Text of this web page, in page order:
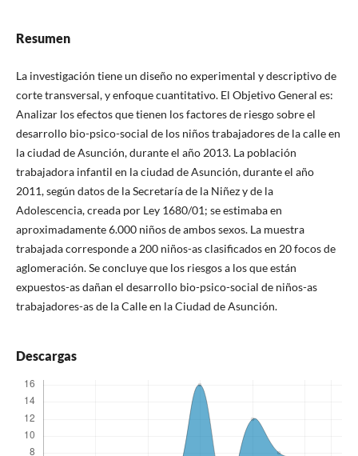
Resumen
La investigación tiene un diseño no experimental y descriptivo de
corte transversal, y enfoque cuantitativo. El Objetivo General es:
Analizar los efectos que tienen los factores de riesgo sobre el
desarrollo bio-psico-social de los niños trabajadores de la calle en
la ciudad de Asunción, durante el año 2013. La población
trabajadora infantil en la ciudad de Asunción, durante el año
2011, según datos de la Secretaría de la Niñez y de la
Adolescencia, creada por Ley 1680/01; se estimaba en
aproximadamente 6.000 niños de ambos sexos. La muestra
trabajada corresponde a 200 niños-as clasificados en 20 focos de
aglomeración. Se concluye que los riesgos a los que están
expuestos-as dañan el desarrollo bio-psico-social de niños-as
trabajadores-as de la Calle en la Ciudad de Asunción.
Descargas